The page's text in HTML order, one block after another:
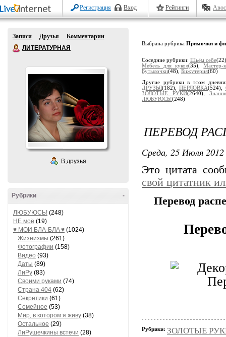
Регистрация Вход Рейтинги
Записи Друзья
Комментарии
ЛИТЕРАТУРНАЯ
В друзья
-
Рубрики
ЛЮБУЮСЬ! (248)
НЕ моё (19)
♥ МОИ БЛA-БЛA ♥ (1024)
Жизнизмы (261)
Фотографии (158)
Видео (93)
Даты (89)
ЛиРу (83)
Своими руками (74)
Страна 404 (62)
Секретики (61)
Семейное (53)
Мир, в котором я живу (38)
Остальное (29)
ЛиРушечкины встечи (28)
Выбрана рубрика Примочки и
Соседние рубрики: Шьём себе
Мебель для кукол(35),Мастер-
Бутылочки(48), Бижутерия(60)
Другие рубрики в этом
ДРУЗЬЯ(182),ПЕРЛОВКА(524),
ЗОЛОТЫЕ РУКИ(2640), Знания
ЛЮБУЮСЬ!(248)
ПЕРЕВОД
Среда, 25 Июля
Это цитата
свой цитатник
Перевод
Рубрики: ЗОЛОТЫЕ